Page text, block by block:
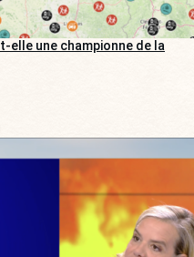
elle une championne de la